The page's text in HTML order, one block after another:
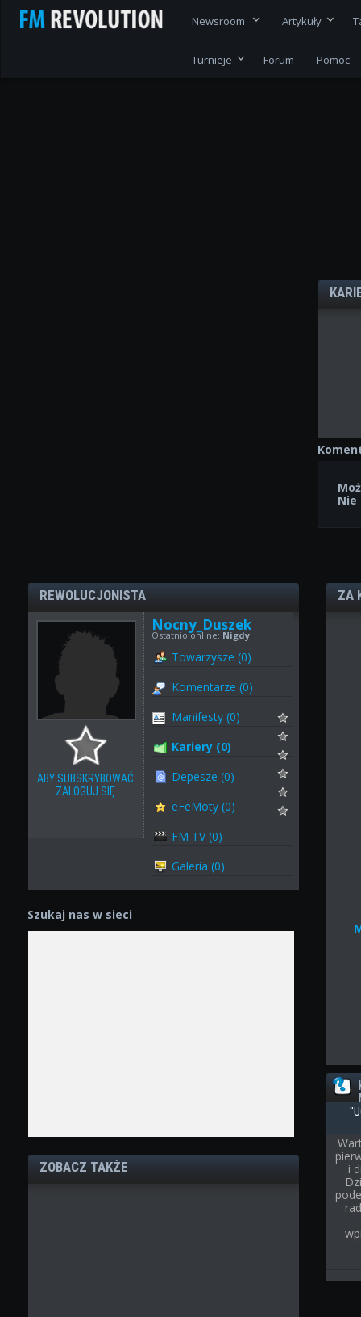
Newsroom Artykuły
Turnieje Forum Pomoc
REWOLUCJONISTA
ABY SUBSKRYBOWAĆ
ZALOGUJ SIĘ
Nocny_Duszek
Ostatnio online: Nigdy
Towarzysze (0)
Komentarze (0)
Manifesty (0)
Kariery (0)
Depesze (0)
eFeMoty (0)
FM TV (0)
Galeria (0)
Szukaj nas w sieci
ZOBACZ TAKŻE
ZA
i